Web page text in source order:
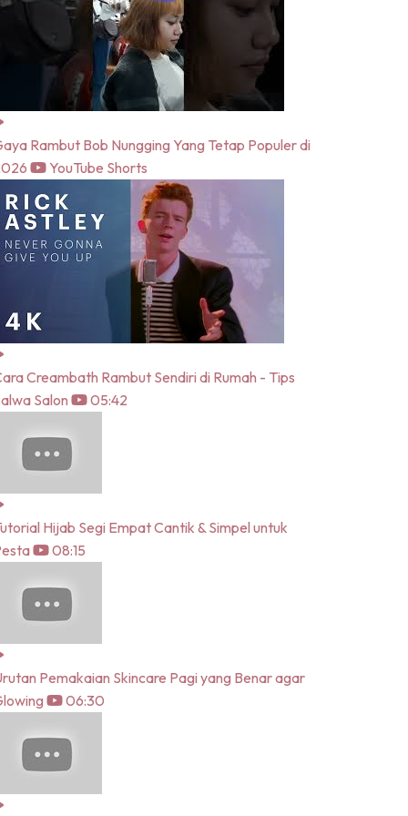
Rambut Bob Nungging Yang Tetap Populer di
YouTube Shorts
Creambath Rambut Sendiri di Rumah - Tips
Salon
05:42
Hijab Segi Empat Cantik & Simpel untuk
08:15
Pemakaian Skincare Pagi yang Benar agar
06:30